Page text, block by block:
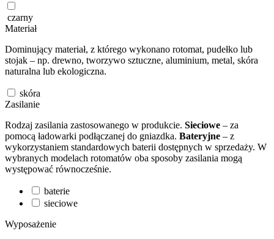
czarny
Materiał
Dominujący materiał, z którego wykonano rotomat, pudełko lub
stojak – np. drewno, tworzywo sztuczne, aluminium, metal, skóra
naturalna lub ekologiczna.
skóra
Zasilanie
Rodzaj zasilania zastosowanego w produkcie. Sieciowe – za
pomocą ładowarki podłączanej do gniazdka. Bateryjne – z
wykorzystaniem standardowych baterii dostępnych w sprzedaży. W
wybranych modelach rotomatów oba sposoby zasilania mogą
występować równocześnie.
baterie
sieciowe
Wyposażenie